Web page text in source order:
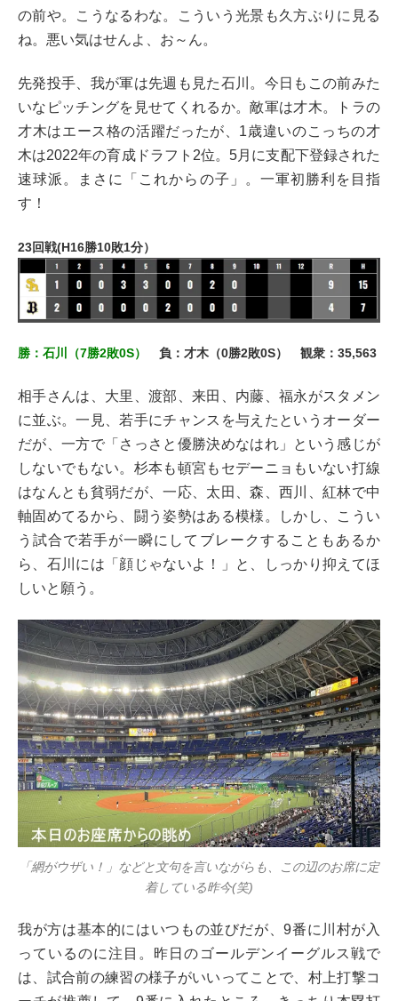
の前や。こうなるわな。こういう光景も久方ぶりに見る
ね。悪い気はせんよ、お～ん。
先発投手、我が軍は先週も見た石川。今日もこの前みた
いなピッチングを見せてくれるか。敵軍は才木。トラの
才木はエース格の活躍だったが、1歳違いのこっちの才
木は2022年の育成ドラフト2位。5月に支配下登録された
速球派。まさに「これからの子」。一軍初勝利を目指
す！
23回戦(H16勝10敗1分）
勝：石川（7勝2敗0S） 負：才木（0勝2敗0S） 観衆：35,563
相手さんは、大里、渡部、来田、内藤、福永がスタメン
に並ぶ。一見、若手にチャンスを与えたというオーダー
だが、一方で「さっさと優勝決めなはれ」という感じが
しないでもない。杉本も頓宮もセデーニョもいない打線
はなんとも貧弱だが、一応、太田、森、西川、紅林で中
軸固めてるから、闘う姿勢はある模様。しかし、こうい
う試合で若手が一瞬にしてブレークすることもあるか
ら、石川には「顔じゃないよ！」と、しっかり抑えてほ
しいと願う。
「網がウザい！」などと文句を言いながらも、この辺のお席に定
着している昨今(笑)
我が方は基本的にはいつもの並びだが、9番に川村が入
っているのに注目。昨日のゴールデンイーグルス戦で
は、試合前の練習の様子がいいってことで、村上打撃コ